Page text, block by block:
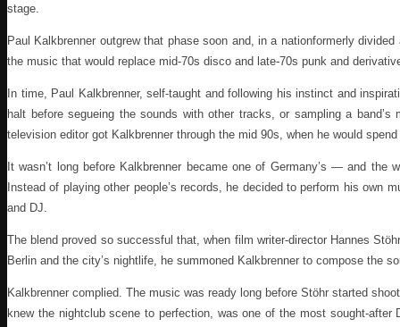
stage.
Paul Kalkbrenner outgrew that phase soon and, in a nationformerly
the music that would replace mid-70s disco and late-70s punk and
In time, Paul Kalkbrenner, self-taught and following his instinct and
halt before segueing the sounds with other tracks, or sampling a
television editor got Kalkbrenner through the mid 90s, when he would
It wasn’t long before Kalkbrenner became one of Germany’s — and
Instead of playing other people’s records, he decided to perform his own
and DJ.
The blend proved so successful that, when film writer-director Hannes
Berlin and the city’s nightlife, he summoned Kalkbrenner to compose the
Kalkbrenner complied. The music was ready long before Stöhr started
knew the nightclub scene to perfection, was one of the most sought-